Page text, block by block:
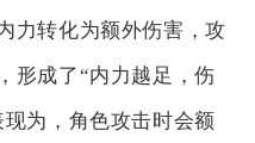
力转化为额外伤害，攻
形成了“内力越足，伤
为，角色攻击时会额